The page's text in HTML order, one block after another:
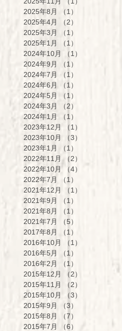
2025年8月
（1）
2025年4月
（2）
2025年3月
（1）
2025年1月
（1）
2024年10月
（1）
2024年9月
（1）
2024年7月
（1）
2024年6月
（1）
2024年5月
（1）
2024年3月
（2）
2024年1月
（1）
2023年12月
（1）
2023年10月
（3）
2023年1月
（1）
2022年11月 （2）
2022年10月
（4）
2022年7月
（1）
2021年12月
（1）
2021年9月
（1）
2021年8月
（1）
2021年7月
（5）
2017年8月
（1）
2016年10月
（1）
2016年5月
（1）
2016年2月
（1）
2015年12月
（2）
2015年11月
（2）
2015年10月
（3）
2015年9月
（3）
2015年8月
（7）
2015年7月
（6）